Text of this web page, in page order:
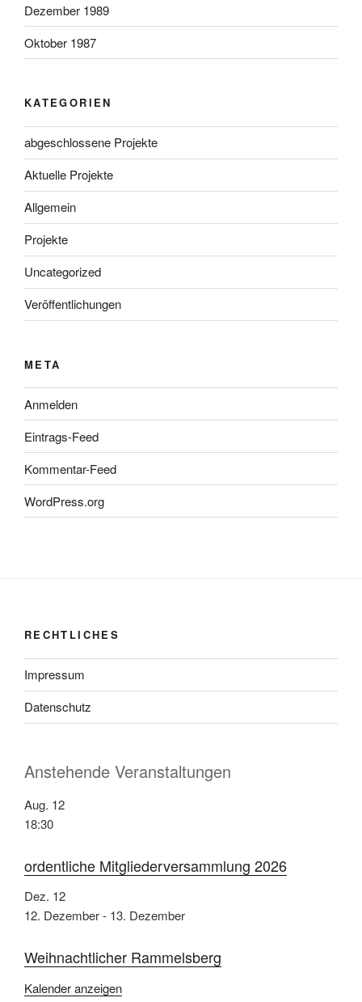
Dezember 1989
Oktober 1987
KATEGORIEN
abgeschlossene Projekte
Aktuelle Projekte
Allgemein
Projekte
Uncategorized
Veröffentlichungen
META
Anmelden
Eintrags-Feed
Kommentar-Feed
WordPress.org
RECHTLICHES
Impressum
Datenschutz
Anstehende Veranstaltungen
Aug. 12
18:30
ordentliche Mitgliederversammlung 2026
Dez. 12
12. Dezember- 13. Dezember
Weihnachtlicher Rammelsberg
Kalender anzeigen